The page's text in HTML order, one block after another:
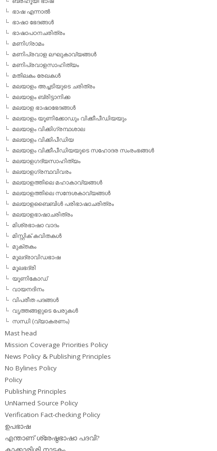
ഭാഷ എന്നാല്‍
ഭാഷാ ഭേദങ്ങള്‍
ഭാഷാപഠനചരിത്രം
മണിഗ്രാമം
മണിപ്രവാള ലഘുകാവ്യങ്ങള്‍
മണിപ്രവാളസാഹിത്യം
മതിലകം രേഖകള്‍
മലയാളം അച്ചടിയുടെ ചരിത്രം
മലയാളം ബ്രിട്ടാനിക്ക
മലയാള ഭാഷാഭേദങ്ങള്‍
മലയാളം യൂണിക്കോഡും വിക്കീപീഡിയയും
മലയാളം വിക്കിഗ്രന്ഥശാല
മലയാളം വിക്കിപീഡിയ
മലയാളം വിക്കീപീഡിയയുടെ സഹോദര സംരംഭങ്ങള്‍
മലയാളഗദ്യസാഹിത്യം
മലയാളഗ്രന്ഥവിവരം
മലയാളത്തിലെ മഹാകാവ്യങ്ങള്‍
മലയാളത്തിലെ സന്ദേശകാവ്യങ്ങള്‍
മലയാളബൈബിള്‍ പരിഭാഷാചരിത്രം
മലയാളഭാഷാചരിത്രം
മിശ്രഭാഷാ വാദം
മിസ്റ്റിക് കവിതകള്‍
മുക്തകം
മൂലദ്രാവിഡഭാഷ
മൂലഭദ്രി
യൂണികോഡ്
വായനദിനം
വിപരീത പദങ്ങള്‍
വൃത്തങ്ങളുടെ പേരുകള്‍
സന്ധി (വ്യാകരണം)
Mast head
Mission Coverage Priorities Policy
News Policy & Publishing Principles
No Bylines Policy
Policy
Publishing Principles
UnNamed Source Policy
Verification Fact-checking Policy
ഉപഭാഷ
എന്താണ് ശ്രേഷ്ഠഭാഷാ പദവി?